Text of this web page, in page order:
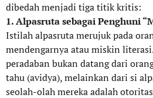
dibedah menjadi tiga titik kritis:
1. Alpasruta sebagai Penghuni
Istilah alpasruta merujuk pada
mendengarnya atau miskin
peradaban bukan datang dari
tahu (avidya), melainkan dari si
seolah-olah mereka adalah